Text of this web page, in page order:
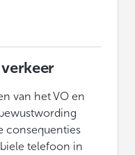
van het VO en
consequenties
telefoon in